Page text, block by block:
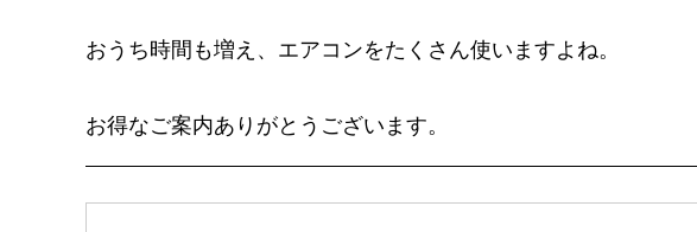
おうち時間も増え、エアコンをたくさん使いますよね。
お得なご案内ありがとうございます。